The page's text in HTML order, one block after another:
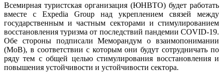
Всемирная туристская организация (ЮНВТО) будет работать
вместе с Expedia Group над укреплением связей между
государственным и частным секторами и стимулированием
восстановления туризма от последствий пандемии COVID-19.
Обе стороны подписали Меморандум о взаимопонимании
(МоВ), в соответствии с которым они будут сотрудничать по
ряду тем с общей целью стимулирования восстановления и
повышения устойчивости и устойчивости сектора.